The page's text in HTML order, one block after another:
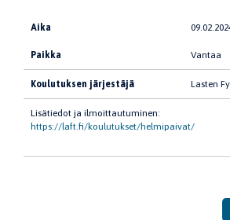
Aika
Paikka Vantaa
Koulutuksen järjestäjä Lasten
Lisätiedot ja ilmoittautuminen:
https://laft.fi/koulutukset/helmipaivat/